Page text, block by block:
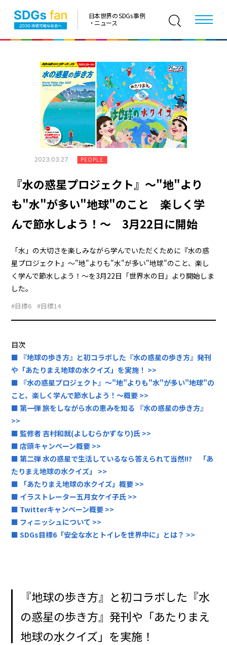
日本世界の SDGs 事例
・ニュース
2023.03.27 PEOPLE
『水の惑星プロジェクト』～"地"より
も"水"が多い"地球"のこと 楽しく学
んで節水しよう！～ 3月22日に開始
「水」の大切さを楽しみながら学んでいただくために『水の惑
星プロジェクト』～"地"よりも"水"が多い"地球"のこと、楽し
く学んで節水しよう！～を3月22日「世界水の日」より開始しま
した。
#目標6 #目標14
目次
■ 『地球の歩き方』と初コラボした『水の惑星の歩き方』発刊
や「あたりまえ地球の水クイズ」を実施！ >>
■ 『水の惑星プロジェクト』～"地"よりも"水"が多い"地球"の
こと、楽しく学んで節水しよう！～概要 >>
■ 第一弾 旅をしながら水の恵みを知る 『水の惑星の歩き方』
>>
■ 監修者 吉村和就(よしむらかずなり)氏 >>
■ 店頭キャンペーン概要 >>
■ 第二弾 水の惑星で生活しているなら答えられて当然!!? 「あ
たりまえ地球の水クイズ」 >>
■ 「あたりまえ地球の水クイズ」概要 >>
■ イラストレーター五月女ケイ子氏 >>
■ Twitterキャンペーン概要 >>
■ フィニッシュについて >>
■ SDGs目標6「安全な水とトイレを世界中に」とは？ >>
『地球の歩き方』と初コラボした『水
の惑星の歩き方』発刊や「あたりまえ
地球の水クイズ」を実施！